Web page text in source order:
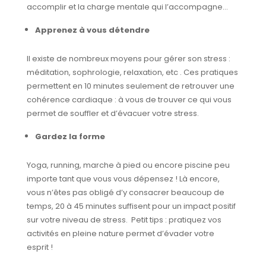
accomplir et la charge mentale qui l’accompagne…
Apprenez à vous détendre
Il existe de nombreux moyens pour gérer son stress :
méditation, sophrologie, relaxation, etc . Ces pratiques
permettent en 10 minutes seulement de retrouver une
cohérence cardiaque : à vous de trouver ce qui vous
permet de souffler et d’évacuer votre stress.
Gardez la forme
Yoga, running, marche à pied ou encore piscine peu
importe tant que vous vous dépensez ! Là encore,
vous n’êtes pas obligé d’y consacrer beaucoup de
temps, 20 à 45 minutes suffisent pour un impact positif
sur votre niveau de stress. Petit tips : pratiquez vos
activités en pleine nature permet d’évader votre
esprit !